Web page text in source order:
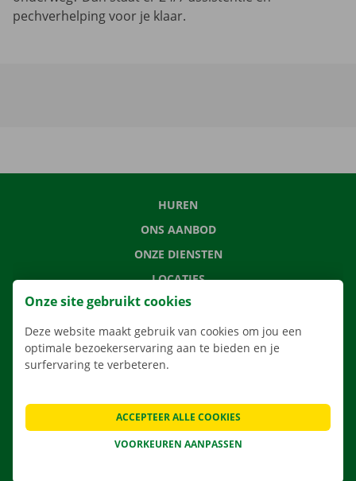
pechverhelping voor je klaar.
HUREN
ONS AANBOD
ONZE DIENSTEN
LOCATIES
APP
VERHUISOPLOSSINGEN
CONTACTEER ONS
VEELGESTELDE VRAGEN
NIEUWS
Onze site gebruikt cookies
Deze website maakt gebruik van cookies om jou een
optimale bezoekerservaring aan te bieden en je
surfervaring te verbeteren.
VOORKEUREN AANPASSEN
ACCEPTEER ALLE COOKIES